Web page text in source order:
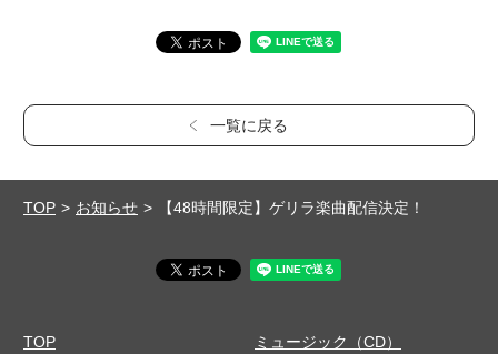
一覧に戻る
TOP お知らせ 【48時間限定】ゲリラ楽曲配信決定！
TOP
ミュージック（CD）